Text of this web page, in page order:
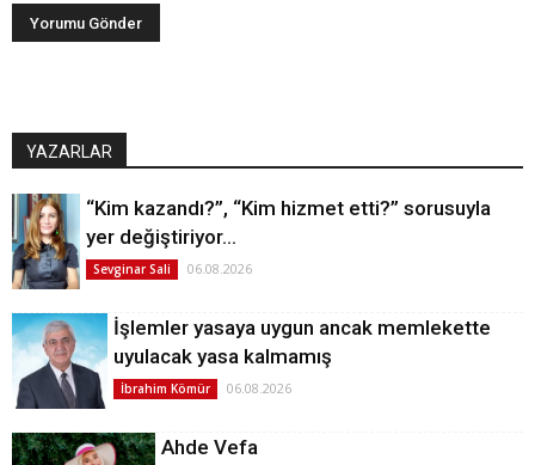
YAZARLAR
“Kim kazandı?”, “Kim hizmet etti?” sorusuyla
yer değiştiriyor…
Sevginar Sali 06.08.2026
İşlemler yasaya uygun ancak memlekette
uyulacak yasa kalmamış
İbrahim Kömür 06.08.2026
Ahde Vefa